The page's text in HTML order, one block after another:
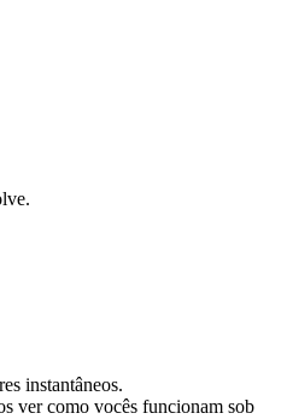
instantâneos.
ver como vocês funcionam sob